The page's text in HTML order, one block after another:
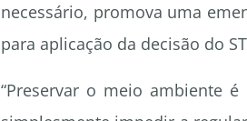
necessário, promova uma
para aplicação da decisão do
“Preservar o meio ambiente